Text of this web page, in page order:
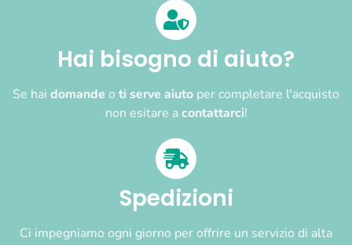
Hai bisogno di aiuto?
Se hai domande o ti serve aiuto per completare l'acquisto
non esitare acontattarci!
Spedizioni
Ci impegniamo ogni giorno per offrire un servizio di alta